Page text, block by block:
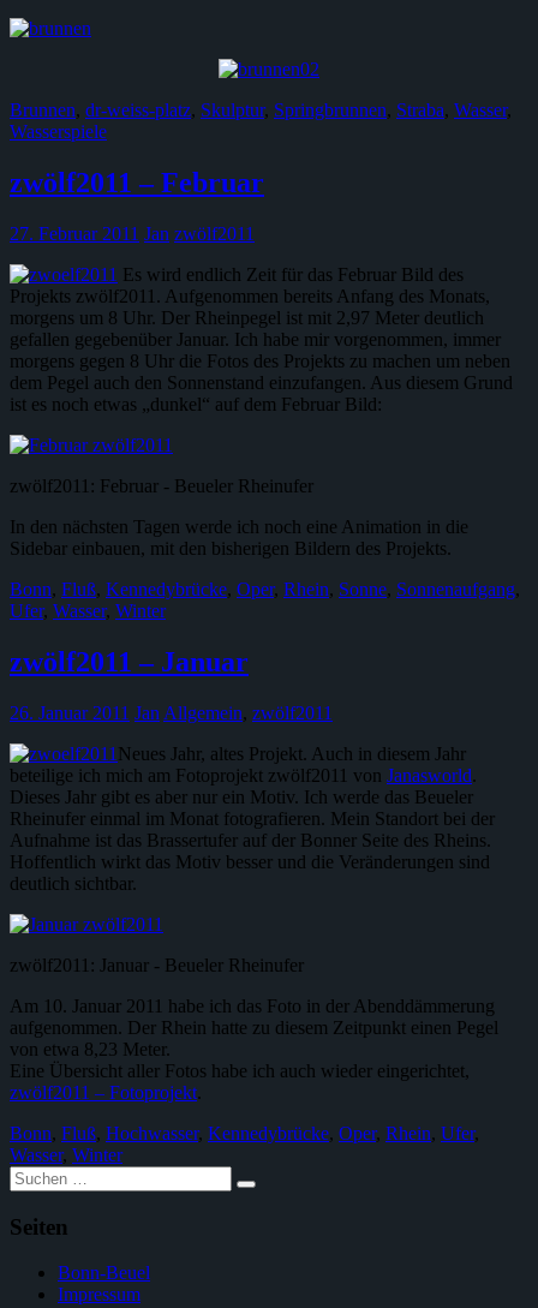
Brunnen, dr-weiss-platz, Skulptur, Springbrunnen, Straba, Wasser,
Wasserspiele
zwölf2011 – Februar
27. Februar 2011 Jan zwölf2011
Es wird endlich Zeit für das Februar Bild des
Projekts zwölf2011. Aufgenommen bereits Anfang des Monats,
morgens um 8 Uhr. Der Rheinpegel ist mit 2,97 Meter deutlich
gefallen gegebenüber Januar. Ich habe mir vorgenommen, immer
morgens gegen 8 Uhr die Fotos des Projekts zu machen um neben
dem Pegel auch den Sonnenstand einzufangen. Aus diesem Grund
ist es noch etwas „dunkel“ auf dem Februar Bild:
zwölf2011: Februar - Beueler Rheinufer
In den nächsten Tagen werde ich noch eine Animation in die
Sidebar einbauen, mit den bisherigen Bildern des Projekts.
Bonn, Fluß, Kennedybrücke, Oper, Rhein, Sonne, Sonnenaufgang,
Ufer, Wasser, Winter
zwölf2011 – Januar
26. Januar 2011 Jan Allgemein, zwölf2011
Neues Jahr, altes Projekt. Auch in diesem Jahr
beteilige ich mich am Fotoprojekt zwölf2011 von Janasworld.
Dieses Jahr gibt es aber nur ein Motiv. Ich werde das Beueler
Rheinufer einmal im Monat fotografieren. Mein Standort bei der
Aufnahme ist das Brassertufer auf der Bonner Seite des Rheins.
Hoffentlich wirkt das Motiv besser und die Veränderungen sind
deutlich sichtbar.
zwölf2011: Januar - Beueler Rheinufer
Am 10. Januar 2011 habe ich das Foto in der Abenddämmerung
aufgenommen. Der Rhein hatte zu diesem Zeitpunkt einen Pegel
von etwa 8,23 Meter.
Eine Übersicht aller Fotos habe ich auch wieder eingerichtet,
zwölf2011 – Fotoprojekt.
Bonn, Fluß, Hochwasser, Kennedybrücke, Oper, Rhein, Ufer,
Wasser, Winter
Suche
nach:
Seiten
Bonn-Beuel
Impressum